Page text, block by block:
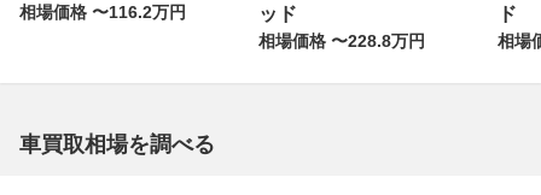
相場価格 〜116.2万円
ッド
相場価格 〜228.8万円
ド
相場
車買取相場を調べる